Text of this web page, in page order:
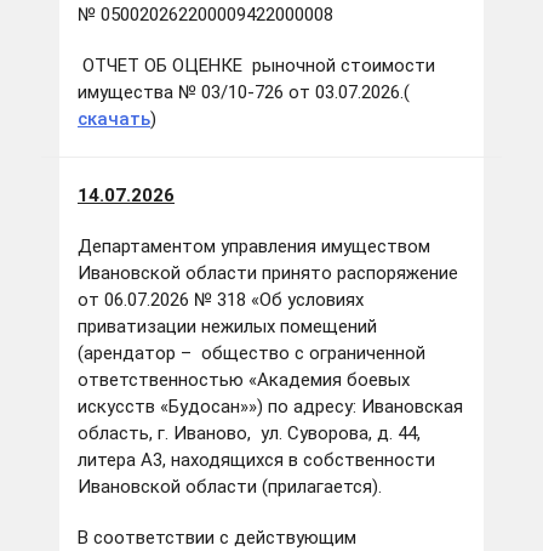
№ 050020262200009422000008
ОТЧЕТ ОБ ОЦЕНКЕ рыночной стоимости
имущества № 03/10-726 от 03.07.2026.(
скачать)
14.07.2026
Департаментом управления имуществом
Ивановской области принято распоряжение
от 06.07.2026 № 318 «Об условиях
приватизации нежилых помещений
(арендатор – общество с ограниченной
ответственностью «Академия боевых
искусств «Будосан»») по адресу: Ивановская
область, г. Иваново, ул. Суворова, д. 44,
литера А3, находящихся в собственности
Ивановской области (прилагается).
В соответствии с действующим